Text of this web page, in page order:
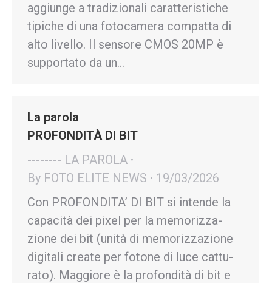
aggiunge a tradizionali caratteristiche
tipiche di una fotocamera compatta di
alto livello. Il sensore CMOS 20MP è
supportato da un…
La parola
PROFONDITÀ DI BIT
-------- LA PAROLA
By FOTO ELITE NEWS
19/03/2026
Con PROFONDITA’ DI BIT si intende la
capa­cità dei pixel per la memo­riz­za­
zione dei bit (unità di memo­riz­za­zione
digi­tali create per fotone di luce cat­tu­
rato). Maggiore è la profondità di bit e